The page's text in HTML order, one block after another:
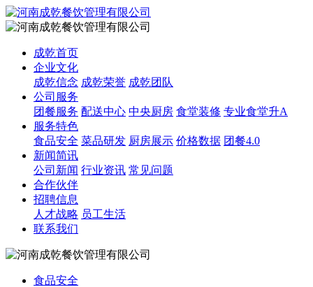
成乾首页
企业文化
成乾信念 成乾荣誉 成乾团队
公司服务
团餐服务 配送中心 中央厨房 食堂装修 专业食堂升A
服务特色
食品安全 菜品研发 厨房展示 价格数据 团餐4.0
新闻简讯
公司新闻 行业资讯 常见问题
合作伙伴
招聘信息
人才战略 员工生活
联系我们
食品安全